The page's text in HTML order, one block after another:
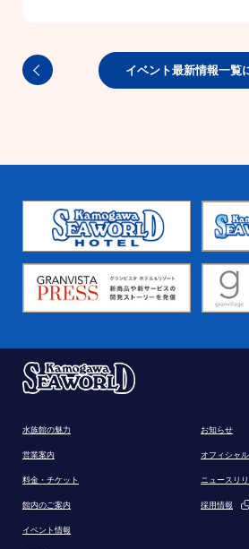
イベント最新情報一覧
水族館の魅力
営業案内
料金・チケット
館内のご案内
イベント情報
お知らせ
オフィシャ
ニュースリ
採用情報